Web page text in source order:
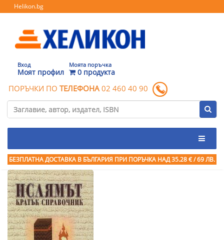
Helikon.bg
Вход
Моят профил
Моята поръчка
0 продукта
ПОРЪЧКИ ПО ТЕЛЕФОНА 02 460 40 90
БЕЗПЛАТНА ДОСТАВКА В БЪЛГАРИЯ ПРИ ПОРЪЧКА НАД 35.28 € / 69 ЛВ.